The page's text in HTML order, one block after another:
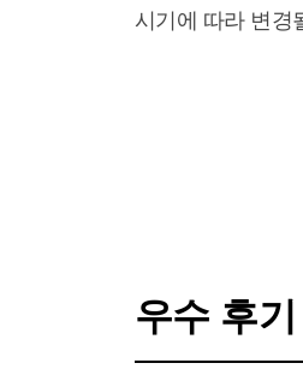
시기에 따라 변경
우수 후기